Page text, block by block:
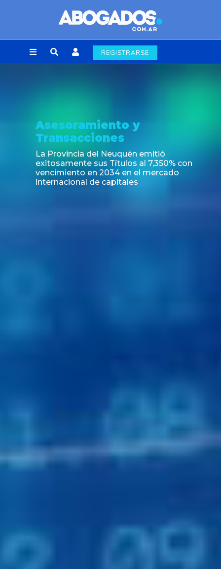
REGISTRARSE
Asesoramiento y
Transacciones
La Provincia del Neuquén emitió
exitosamente sus Títulos al 7,350% con
vencimiento en 2034 en el mercado
internacional de capitales